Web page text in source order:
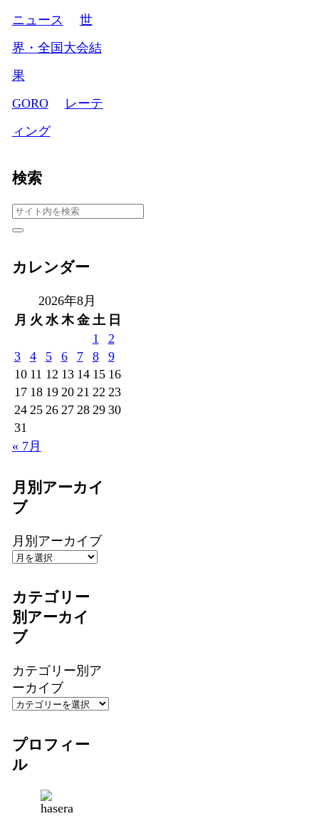
ニュース
世
界・全国大会結
果
GORO
レーテ
ィング
検索
カレンダー
2026年8月
月 火 水 木 金 土 日
1
2
3
4 5 6 7 8
9
10 11 12 13 14 15 16
17 18 19 20 21 22 23
24 25 26 27 28 29 30
31
« 7月
月別アーカイ
ブ
月別アーカイブ
カテゴリー
別アーカイ
ブ
カテゴリー別ア
ーカイブ
プロフィー
ル